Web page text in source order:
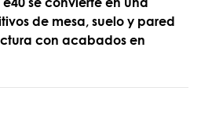
de mesa, suelo y pared
con acabados en